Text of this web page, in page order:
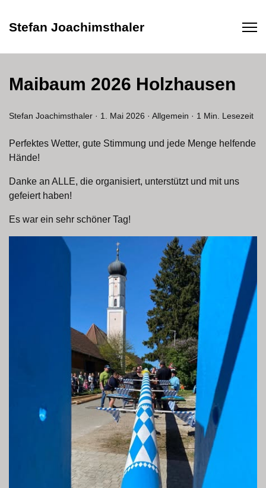
Stefan Joachimsthaler
Maibaum 2026 Holzhausen
Stefan Joachimsthaler · 1. Mai 2026 · Allgemein · 1 Min. Lesezeit
Perfektes Wetter, gute Stimmung und jede Menge helfende
Hände!
Danke an ALLE, die organisiert, unterstützt und mit uns
gefeiert haben!
Es war ein sehr schöner Tag!